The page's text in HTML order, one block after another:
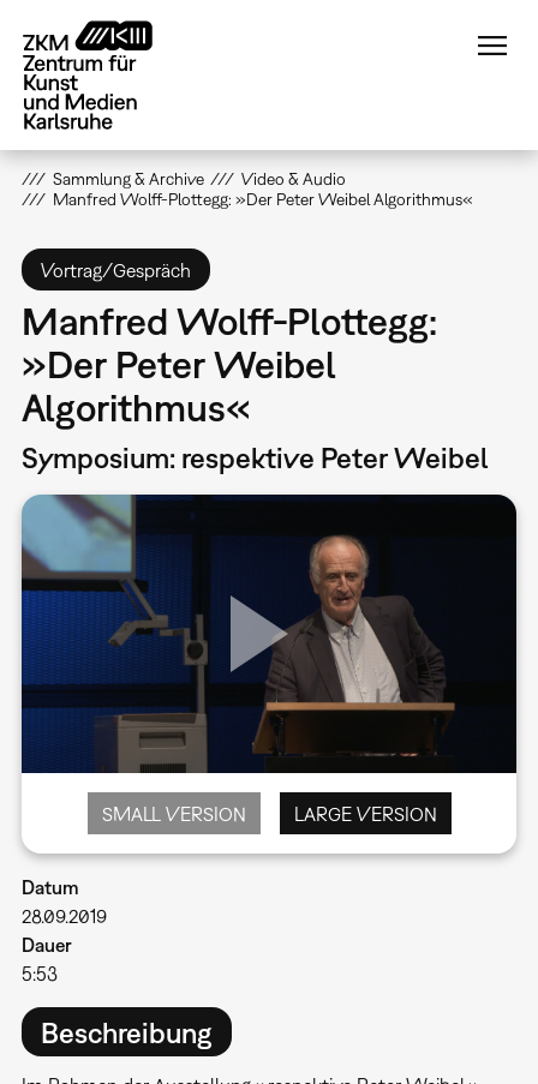
zum
Inhalt
Sammlung & Archive
Video & Audio
Manfred Wolff-Plottegg: »Der Peter Weibel Algorithmus«
Vortrag/Gespräch
Manfred Wolff-Plottegg:
»Der Peter Weibel
Algorithmus«
Symposium: respektive Peter Weibel
SMALL VERSION LARGE VERSION
Datum
28.09.2019
Dauer
5:53
Beschreibung